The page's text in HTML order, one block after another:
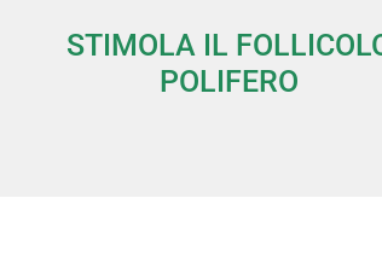
STIMOLA IL
POLIFERO